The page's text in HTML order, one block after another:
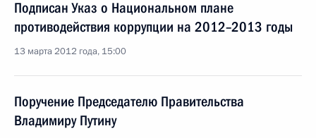
Подписан Указ о Национальном плане
противодействия коррупции на 2012–2013 годы
13 марта 2012 года, 15:00
Поручение Председателю Правительства
Владимиру Путину